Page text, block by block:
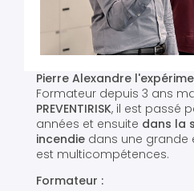
Pierre Alexandre
Formateur depuis 3 ans
PREVENTIRISK, il est passé
années et ensuite dans la
incendie dans une grande
est multicompétences.
Formateur :